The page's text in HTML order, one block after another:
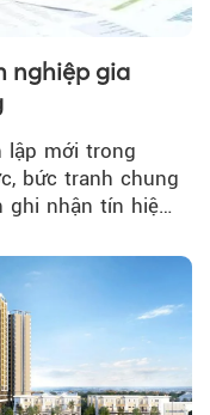
nghiệp gia
lập mới trong
bức tranh chung
ghi nhận tín hiệu